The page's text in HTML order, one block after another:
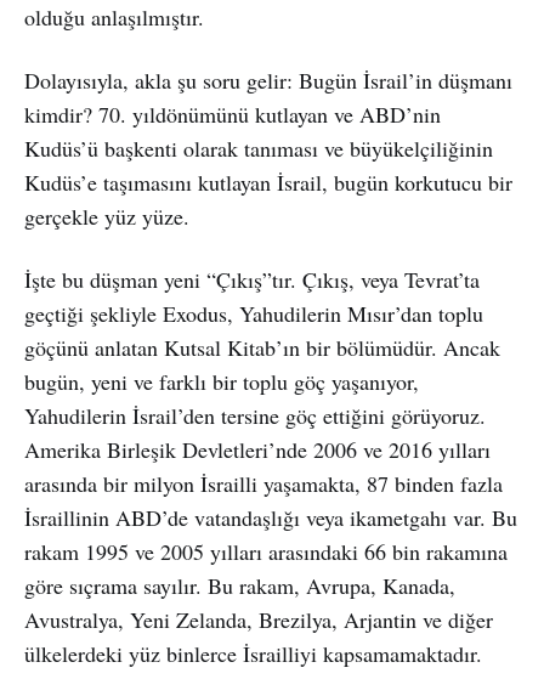
olduğu anlaşılmıştır.
Dolayısıyla, akla şu soru gelir: Bugün İsrail’in düşmanı
kimdir? 70. yıldönümünü kutlayan ve ABD’nin
Kudüs’ü başkenti olarak tanıması ve büyükelçiliğinin
Kudüs’e taşımasını kutlayan İsrail, bugün korkutucu bir
gerçekle yüz yüze.
İşte bu düşman yeni “Çıkış”tır. Çıkış, veya Tevrat’ta
geçtiği şekliyle Exodus, Yahudilerin Mısır’dan toplu
göçünü anlatan Kutsal Kitab’ın bir bölümüdür. Ancak
bugün, yeni ve farklı bir toplu göç yaşanıyor,
Yahudilerin İsrail’den tersine göç ettiğini görüyoruz.
Amerika Birleşik Devletleri’nde 2006 ve 2016 yılları
arasında bir milyon İsrailli yaşamakta, 87 binden fazla
İsraillinin ABD’de vatandaşlığı veya ikametgahı var. Bu
rakam 1995 ve 2005 yılları arasındaki 66 bin rakamına
göre sıçrama sayılır. Bu rakam, Avrupa, Kanada,
Avustralya, Yeni Zelanda, Brezilya, Arjantin ve diğer
ülkelerdeki yüz binlerce İsrailliyi kapsamamaktadır.